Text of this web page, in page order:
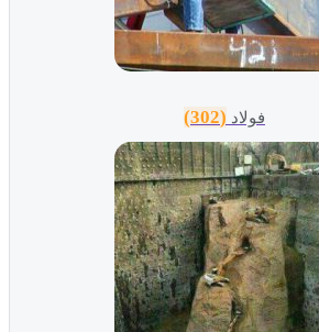
فولاد (302)